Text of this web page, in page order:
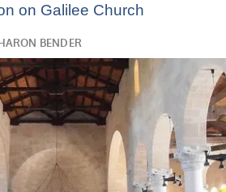
on Galilee Church